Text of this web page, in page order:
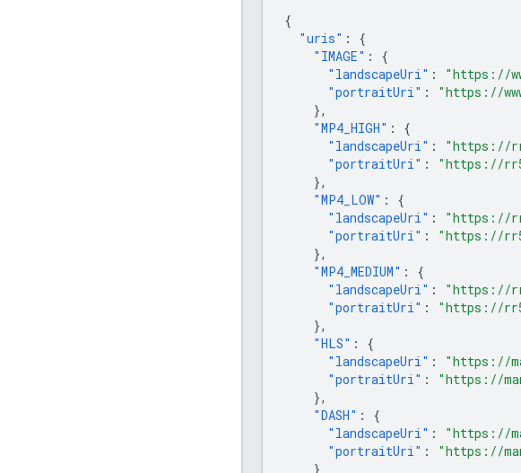
{
"uris" :
{
"IMAGE" :
{
"landscapeUri" :
"https://
"portraitUri" :
"https://
},
"MP4_HIGH" :
{
"landscapeUri" :
"https://
"portraitUri" :
"https://rr5---
},
"MP4_LOW" :
{
"landscapeUri" :
"https://
"portraitUri" :
"https://rr5---
},
"MP4_MEDIUM" :
{
"landscapeUri" :
"https://
"portraitUri" :
"https://rr5---
},
"HLS" :
{
"landscapeUri" :
"https://
"portraitUri" :
"https://
},
"DASH" :
{
"landscapeUri" :
"https://
"portraitUri" :
"https://
}